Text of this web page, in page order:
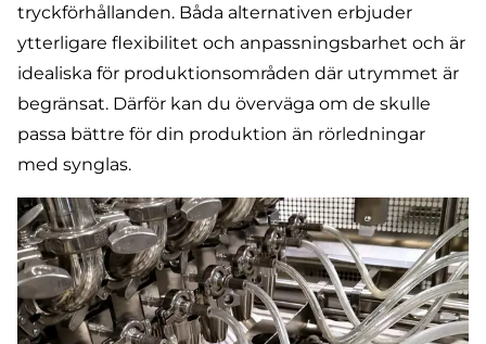
tryckförhållanden. Båda alternativen erbjuder
ytterligare flexibilitet och anpassningsbarhet och är
idealiska för produktionsområden där utrymmet är
begränsat. Därför kan du överväga om de skulle
passa bättre för din produktion än rörledningar
med synglas.